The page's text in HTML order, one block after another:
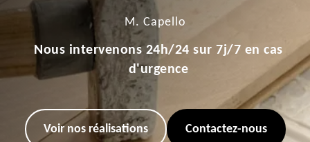
M. Capello
Nous intervenons 24h/24 sur 7j/7 en cas
d'urgence
Voir nos réalisations Contactez-nous